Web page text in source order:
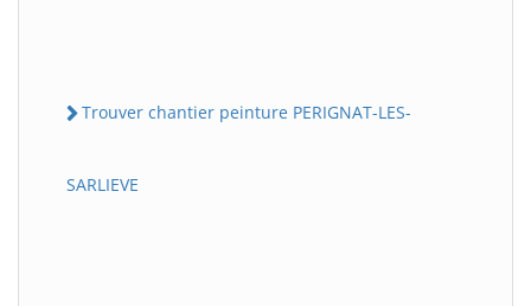
Trouver chantier peinture PERIGNAT-LES-
SARLIEVE